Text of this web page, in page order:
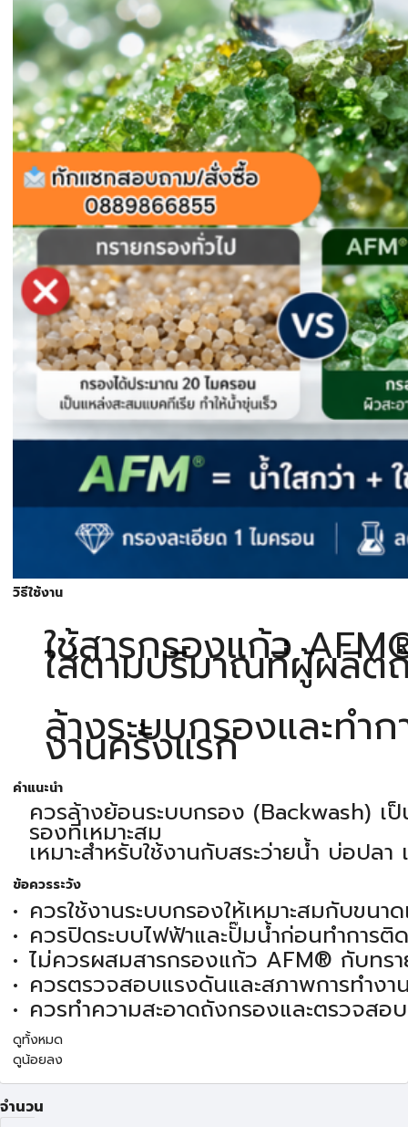
วิธีใช้งาน
ใช้สารกรองแก้ว
ใส่ตามปริมาณที่ผู้ผลิต
ล้างระบบกรองและทำ
งานครั้งแรก
คำแนะนำ
ควรล้างย้อนระบบกรอง (Backwash) เ
รองที่เหมาะสม
เหมาะสำหรับใช้งานกับสระว่ายน้ำ บ่อปล
ข้อควรระวัง
ควรใช้งานระบบกรองให้เหมาะสมกับขนา
ควรปิดระบบไฟฟ้าและปั๊มน้ำก่อนทำการติ
ไม่ควรผสมสารกรองแก้ว AFM® กับทร
ควรตรวจสอบแรงดันและสภาพการทำง
ควรทำความสะอาดถังกรองและตรวจสอ
ดูทั้งหมด
ดูน้อยลง
จำนวน